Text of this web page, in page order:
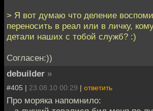
> Я вот думаю что деление
переносить в реал или в личку,
детали наших с тобой служб? :)
Согласен:))
debuilder »
#405 | 23.08.10 00:29 | ответить
Про моряка напомнило: